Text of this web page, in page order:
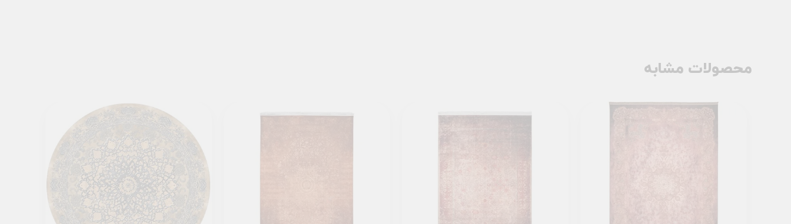
محصولات مشابه